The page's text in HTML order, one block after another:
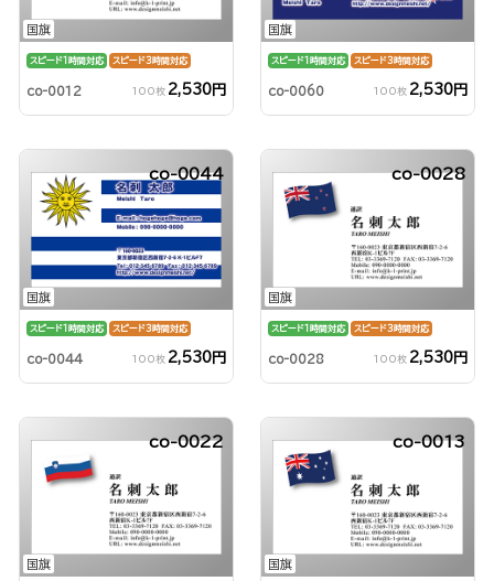
国旗
スピード1時間対応 スピード3時間対応
co-0012 100枚 2,530円
国旗
スピード1時間対応 スピード3時間対応
co-0060 100枚 2,530円
国旗
co-0044
スピード1時間対応 スピード3時間対応
co-0044 100枚 2,530円
国旗
co-0028
スピード1時間対応 スピード3時間対応
co-0028 100枚 2,530円
国旗
co-0022
国旗
co-0013